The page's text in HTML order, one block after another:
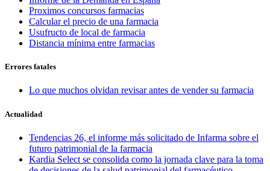
Proximos concursos farmacias
Calcular el precio de una farmacia
Usufructo de local de farmacia
Distancia mínima entre farmacias
Errores fatales
Lo que muchos olvidan revisar antes de vender su farmacia
Actualidad
Tendencias 26, el informe más solicitado de Infarma sobre el
futuro patrimonial de la farmacia
Kardia Select se consolida como la jornada clave para la toma